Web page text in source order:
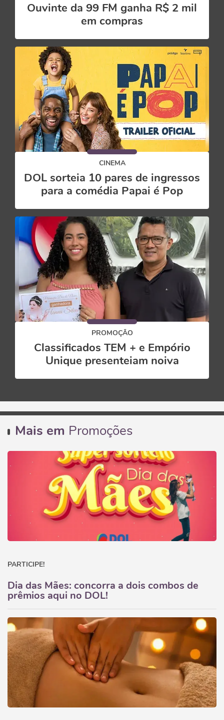
Ouvinte da 99 FM ganha R$ 2 mil
em compras
CINEMA
DOL sorteia 10 pares de ingressos
para a comédia Papai é Pop
PROMOÇÃO
Classificados TEM + e Empório
Unique presenteiam noiva
Mais em Promoções
PARTICIPE!
Dia das Mães: concorra a dois combos de
prêmios aqui no DOL!